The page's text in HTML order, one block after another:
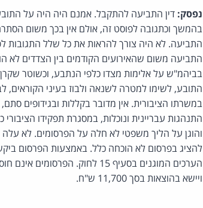
נפסק: דין התביעה להתקבל. אמנם היה היה על
בהמשך וכתגובה לפוסט זה, אולם אין בכך משום
התביעה. לא היה צורך להראות את כל שלל התגובות
התביעה משום שהאירועים הקודמים בין הצדדים לא
בביהמ"ש על אלימות מצדו כלפי הנתבע, וכשוטר
התובע, לשימו למטרה לשנאה ולבוז בעיני הקוראים,
במשרתו הציבורית. אין מדובר בקללות ובגידופים
התנהגות עבריינית ונוכלות, במסגרת תפקידו
והוגן על הליך משפטי לא חלה על הפרסומים. לא
להציג בפרסום לא הוכחה כלל. באמצעות הפרסום
ויישא בהוצאות בסך 11,700 ש"ח.